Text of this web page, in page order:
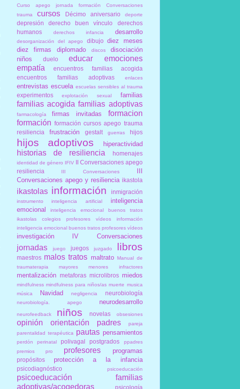
Curso apego jornada formación Conversaciones
trauma
cursos Décimo aniversario deporte
depresión derecho buen vínculo
derechos
humanos
derechos infancia desarrollo
desorganización del apego dibujo diez meses
diez firmas
diplomado discos
disociación
niños
duelo educar
emociones
empatía
encuentros familias acogida
encuentros familias adoptivas
enlaces
entrevistas escuela escuelas sensibles al trauma
experimentos explotación sexual familias
familias acogida familias adoptivas
farmacología firmas invitadas
formacion
formación formación cursos apego trauma
resiliencia
frustración gestalt guerras hijos
hijos adoptivos hiperactividad
historias de resiliencia homenajes
identidad de género IFIV II Conversaciones apego
resiliencia
III Conversaciones
III
Conversaciones apego y resiliencia ikastola
ikastolas información inmigración
instrumento inteligencia artificial
inteligencia
emocional
inteligencia emocional buenos tratos
ikastolas colegios profesores vídeos información
inteligencia emocional buenos tratos profesores vídeos
investigación IV Conversaciones
jornadas juego juegos juzgado libros
maestros malos tratos maltrato Manual de
traumaterapia
mayores menores infractores
mentalización metaforas microlibros miedos
mindfulness mindfulness para niños/as muerte musica
música
Navidad negligencia neurobiología
neurobiología. apego neurodesarrollo
neurofeedback niños novelas obsesiones
opinión orientación padres
pareja
parentalidad terapéutica
pautas pensamientos
perdón perinatal polivagal postgrados
ppadres
premios
pro profesores programas
propósitos protección a la infancia
psicodiagnóstico psicoeducación
psicoeducación familias
adoptivas/acogedoras
psicología